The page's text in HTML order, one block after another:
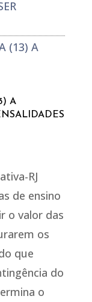
A
RJ
de ensino
o valor das
os
que
do
o